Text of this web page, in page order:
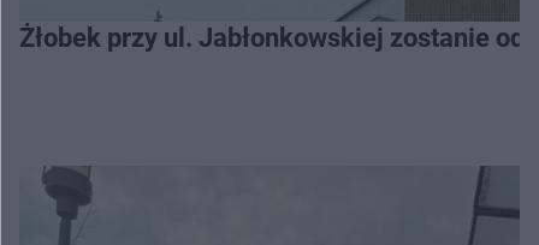
Żłobek przy ul. Jabłonkowskiej zostanie